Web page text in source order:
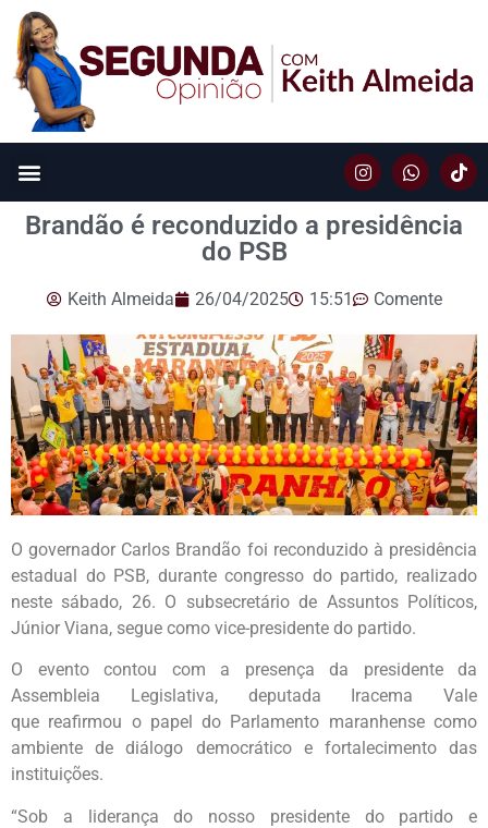
Brandão é reconduzido a presidência
do PSB
Keith Almeida 26/04/2025 15:51 Comente
O governador Carlos Brandão foi reconduzido à presidência
estadual do PSB, durante congresso do partido, realizado
neste sábado, 26. O subsecretário de Assuntos Políticos,
Júnior Viana, segue como vice-presidente do partido.
O evento contou com a presença da presidente da
Assembleia Legislativa, deputada Iracema Vale
que reafirmou o papel do Parlamento maranhense como
ambiente de diálogo democrático e fortalecimento das
instituições.
“Sob a liderança do nosso presidente do partido e